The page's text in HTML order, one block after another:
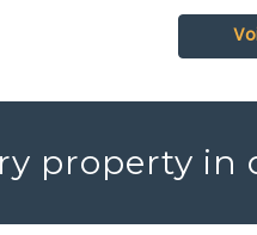
property in